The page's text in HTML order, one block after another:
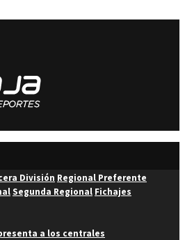
División Regional Preferente
Segunda Regional Fichajes
a los centrales